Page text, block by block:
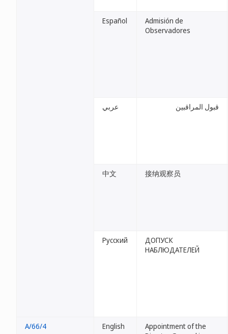
Español
Admisión de
Observadores
عربي قبول المراقبين
中文 接纳观察员
Русский
ДОПУСК
НАБЛЮДАТЕЛЕЙ
A/66/4 English
Appointment of the